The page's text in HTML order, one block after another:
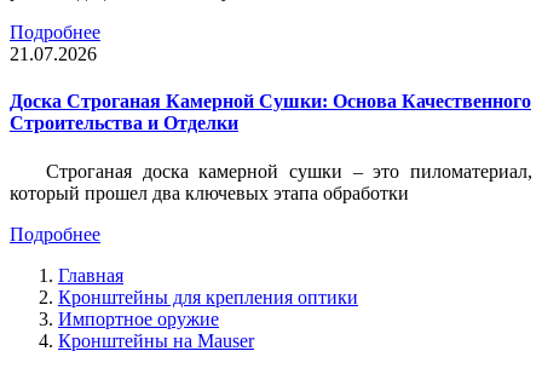
Подробнее
21.07.2026
Доска Строганая Камерной Сушки: Основа Качественного
Строительства и Отделки
Строганая доска камерной сушки – это пиломатериал,
который прошел два ключевых этапа обработки
Подробнее
Главная
Кронштейны для крепления оптики
Импортное оружие
Кронштейны на Mauser